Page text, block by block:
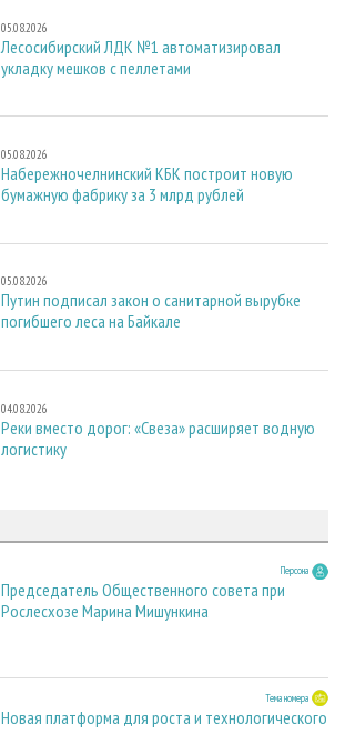
05.08.2026
Лесосибирский ЛДК №1 автоматизировал
укладку мешков с пеллетами
05.08.2026
Набережночелнинский КБК построит новую
бумажную фабрику за 3 млрд рублей
05.08.2026
Путин подписал закон о санитарной вырубке
погибшего леса на Байкале
04.08.2026
Реки вместо дорог: «Свеза» расширяет водную
логистику
Персона
Председатель Общественного совета при
Рослесхозе Марина Мишункина
Тема номера
Новая платформа для роста и технологического